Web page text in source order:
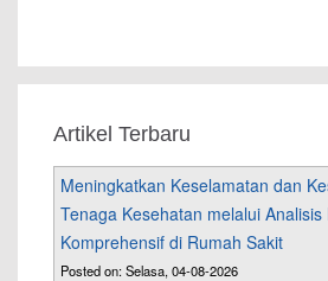
Artikel Terbaru
Meningkatkan Keselamatan dan
Tenaga Kesehatan melalui Analisis
Komprehensif di Rumah Sakit
Posted on: Selasa, 04-08-2026